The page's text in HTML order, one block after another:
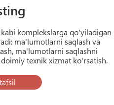
komplekslarga qo'yiladigan
ma'lumotlarni saqlash va
ma'lumotlarni saqlashni
texnik xizmat ko'rsatish.